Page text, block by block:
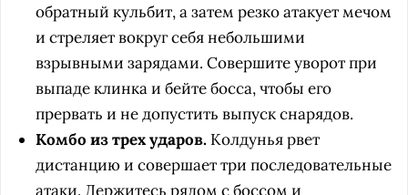
обратный кульбит, а затем резко атакует мечом
и стреляет вокруг себя небольшими
взрывными зарядами. Совершите уворот при
выпаде клинка и бейте босса, чтобы его
прервать и не допустить выпуск снарядов.
Комбо из трех ударов. Колдунья рвет
дистанцию и совершает три последовательные
атаки. Держитесь рядом с боссом и